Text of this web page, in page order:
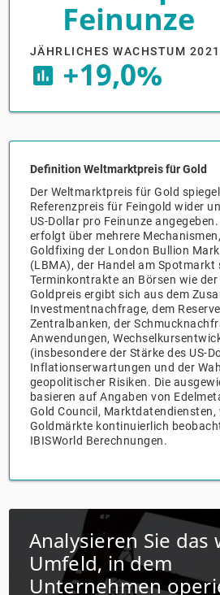
Feinunze
JÄHRLICHES WACHSTUM
insert_chart +19,0%
Definition Weltmarktpreis für Gold
Der Weltmarktpreis für Gold
Referenzpreis für Feingold wider
US-Dollar pro Feinunze
erfolgt über mehrere
Goldfixing der London Bullion
(LBMA), der Handel am Spotmarkt
Terminkontrakte an Börsen wie der
Goldpreis ergibt sich aus dem
Investmentnachfrage, dem
Zentralbanken, der
Anwendungen,
(insbesondere der Stärke des US-
Inflationserwartungen und der
geopolitischer Risiken. Die
basieren auf Angaben von
Gold Council, Marktdatendiensten,
Goldmärkte kontinuierlich
IBISWorld Berechnungen.
Analysieren Sie das
Umfeld, in dem
Unternehmen
Groß- und Einzelhandel
Information und Kommunikation
Freiberufliche, wissenschaftliche und
technische Dienstleistungen
Deutschland
Italien
Irland
Vereinigtes Königreich
Marketing
Private Equity
Sales Vertrieb